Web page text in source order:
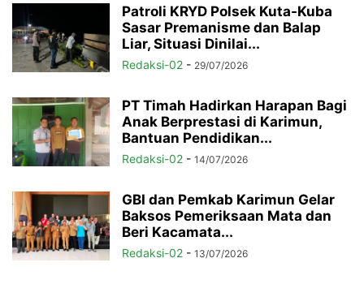
Patroli KRYD Polsek Kuta-Kuba
Sasar Premanisme dan Balap
Liar, Situasi Dinilai...
Redaksi-02 - 29/07/2026
PT Timah Hadirkan Harapan Bagi
Anak Berprestasi di Karimun,
Bantuan Pendidikan...
Redaksi-02 - 14/07/2026
GBI dan Pemkab Karimun Gelar
Baksos Pemeriksaan Mata dan
Beri Kacamata...
Redaksi-02 - 13/07/2026